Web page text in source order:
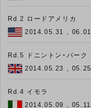
Rd.2 ロードアメリカ
2014.05.31 , 06.01
Rd.5 ドニントン・パーク
2014.05.23 , 05.25
Rd.4 イモラ
2014.05.09 , 05.11